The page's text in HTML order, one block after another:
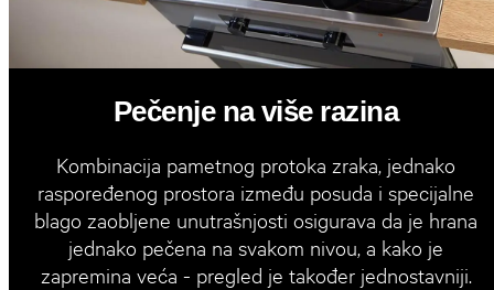
Pečenje na više razina
Kombinacija pametnog protoka zraka, jednako
raspoređenog prostora između posuda i specijalne
blago zaobljene unutrašnjosti osigurava da je hrana
jednako pečena na svakom nivou, a kako je
zapremina veća - pregled je također jednostavniji.